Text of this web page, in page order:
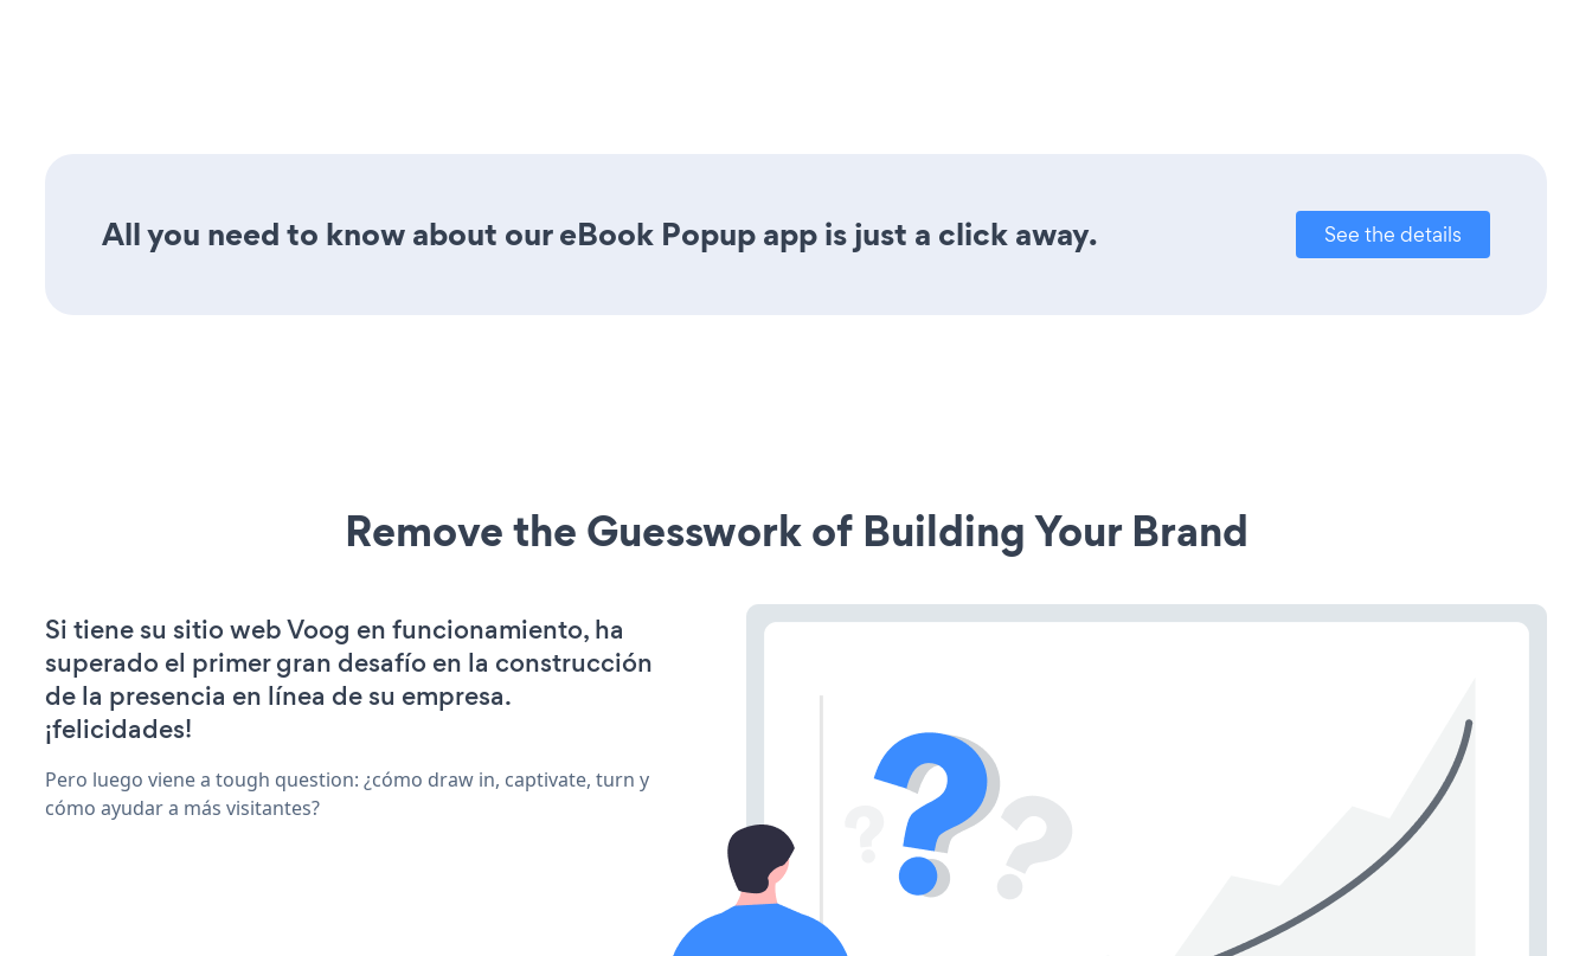
All you need to know about our eBook Popup app is just a click away. See the details
Remove the Guesswork of Building Your Brand
Si tiene su sitio web Voog en funcionamiento, ha
superado el primer gran desafío en la construcción
de la presencia en línea de su empresa.
¡felicidades!
Pero luego viene a tough question: ¿cómo draw in, captivate, turn y
cómo ayudar a más visitantes?